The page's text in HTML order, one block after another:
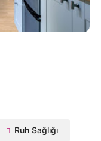
Ruh Sağlığı